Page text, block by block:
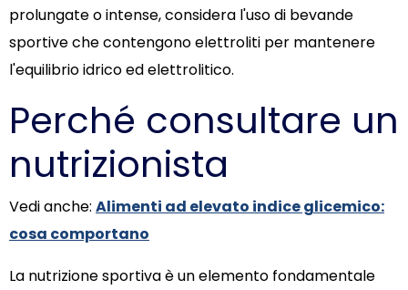
prolungate o intense, considera l'uso di bevande
sportive che contengono elettroliti per mantenere
l'equilibrio idrico ed elettrolitico.
Perché consultare un
nutrizionista
Vedi anche: Alimenti ad elevato indice glicemico:
cosa comportano
La nutrizione sportiva è un elemento fondamentale